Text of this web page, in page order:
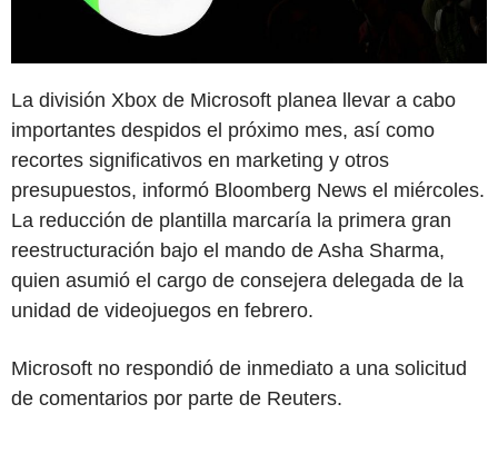
La división Xbox de Microsoft planea llevar a cabo
importantes despidos el próximo mes, así como
recortes significativos en marketing y otros
presupuestos, informó Bloomberg News el miércoles.
La reducción de plantilla marcaría la primera gran
reestructuración bajo el mando de Asha Sharma,
quien asumió el cargo de consejera delegada de la
unidad de videojuegos en febrero.
Microsoft no respondió de inmediato a una solicitud
de comentarios por parte de Reuters.